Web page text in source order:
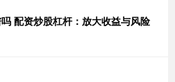
配资炒股杠杆：放大收益与风险